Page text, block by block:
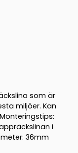
som är
miljöer. Kan
i
36mm